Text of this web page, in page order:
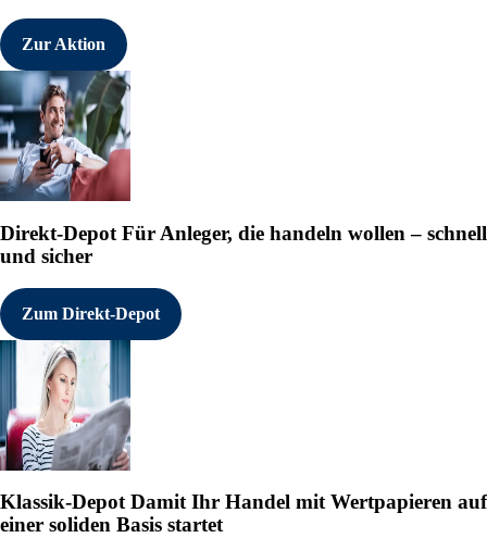
Zur Aktion
Direkt-Depot Für Anleger, die handeln wollen – schnell
und sicher
Zum Direkt-Depot
Klassik-DepotDamit Ihr Handel mit Wertpapieren auf
einer soliden Basis startet